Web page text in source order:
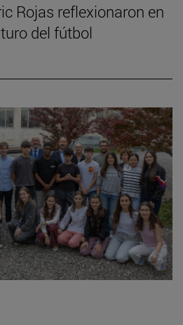
Rojas reflexionaron en
del fútbol